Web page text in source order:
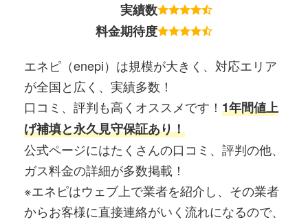
実績数
料金期待度
エネピ（enepi）は規模が大きく、対応エリア
が全国と広く、実績多数！
口コミ、評判も高くオススメです！ 1年間値上
げ補填と永久見守保証あり！
公式ページにはたくさんの口コミ、評判の他、
ガス料金の詳細が多数掲載！
※エネピはウェブ上で業者を紹介し、その業者
からお客様に直接連絡がいく流れになるので、